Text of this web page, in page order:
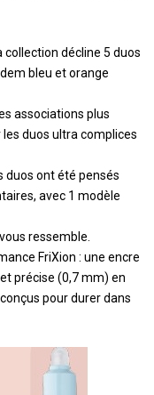
décline 5 duos
bleu et orange
associations plus
duos ultra complices
duos ont été pensés
avec 1 modèle
ressemble.
FriXion : une encre
précise (0,7 mm) en
pour durer dans